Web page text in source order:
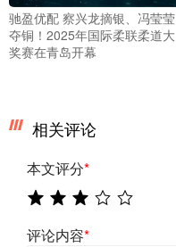
驰盈优配 察兴龙摘银、冯莹莹
夺铜！2025年国际柔联柔道大
奖赛在青岛开幕
相关评论
本文评分*
评论内容*